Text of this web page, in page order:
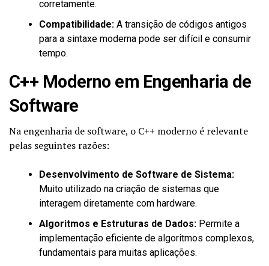
corretamente.
Compatibilidade: A transição de códigos antigos
para a sintaxe moderna pode ser difícil e consumir
tempo.
C++ Moderno em Engenharia de
Software
Na engenharia de software, o C++ moderno é relevante
pelas seguintes razões:
Desenvolvimento de Software de Sistema:
Muito utilizado na criação de sistemas que
interagem diretamente com hardware.
Algoritmos e Estruturas de Dados: Permite a
implementação eficiente de algoritmos complexos,
fundamentais para muitas aplicações.